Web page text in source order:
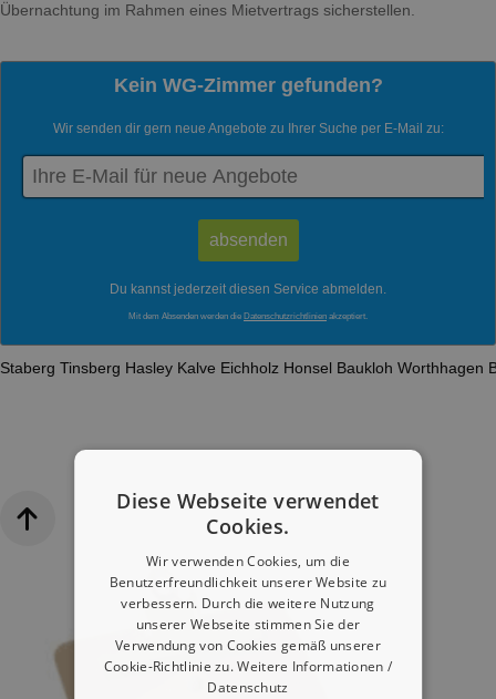
Übernachtung im Rahmen eines Mietvertrags sicherstellen.
Kein WG-Zimmer gefunden?
Wir senden dir gern neue Angebote zu Ihrer Suche per E-Mail zu:
Du kannst jederzeit diesen Service abmelden.
Mit dem Absenden werden die Datenschutzrichtlinien akzeptiert.
Staberg Tinsberg Hasley Kalve Eichholz Honsel Baukloh Worthhagen
Diese Webseite verwendet
Cookies.
Wir verwenden Cookies, um die
Benutzerfreundlichkeit unserer Website zu
verbessern. Durch die weitere Nutzung
unserer Webseite stimmen Sie der
Verwendung von Cookies gemäß unserer
Cookie-Richtlinie zu.Weitere Informationen /
Datenschutz